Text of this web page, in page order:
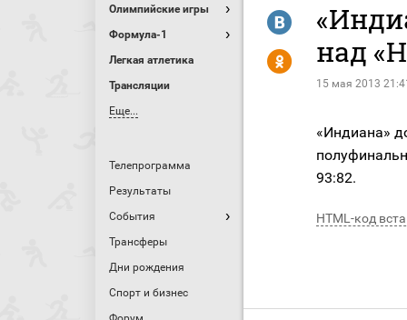
Олимпийские игры
Формула-1
Легкая атлетика
Трансляции
Еще...
Телепрограмма
Результаты
События
Трансферы
Дни рождения
Спорт и бизнес
над
15 мая 2013
R
Y
«Индиана»
93:82.
HTML-код